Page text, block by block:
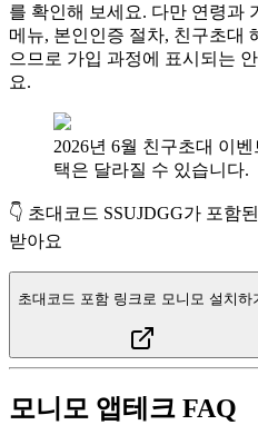
를 확인해 보세요. 다만 연령과
메뉴, 본인인증 절차, 친구초대
으므로 가입 과정에 표시되는
요.
2026년 6월 친구초대 이
택은 달라질 수 있습니다.
👇 초대코드 SSUJDGG가 포함
받아요
초대코드 포함 링크로 모니모 설치하
모니모 앱테크 FAQ